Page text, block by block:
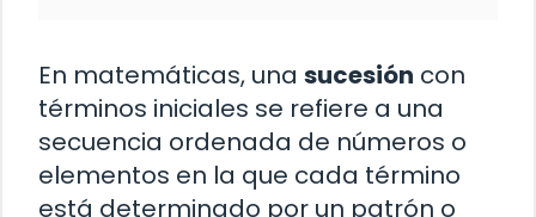
En matemáticas, una sucesión con
términos iniciales se refiere a una
secuencia ordenada de números o
elementos en la que cada término
está determinado por un patrón o